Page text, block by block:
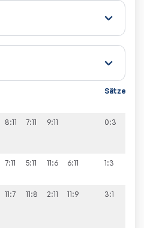
Sätze
8:11 7:11 9:11 0:3
7:11 5:11 11:6 6:11 1:3
11:7 11:8 2:11 11:9 3:1